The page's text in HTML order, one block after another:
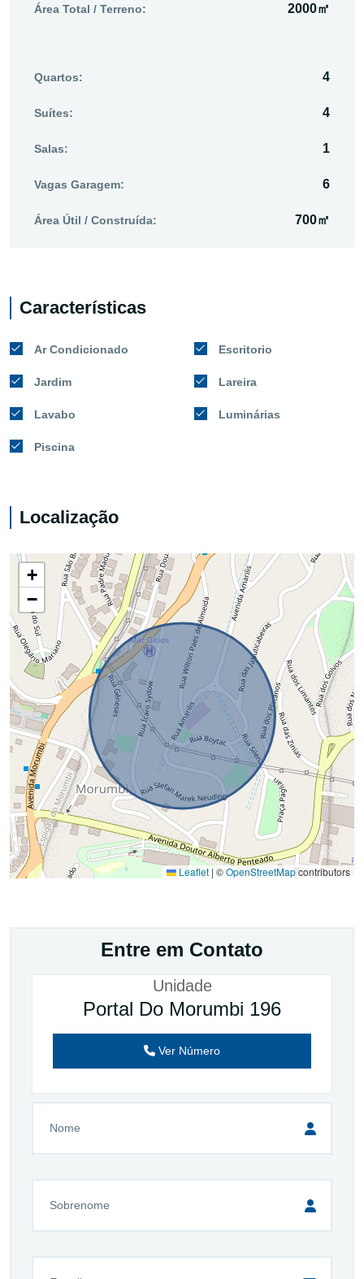
Área Total / Terreno: 2000㎡
Quartos: 4
Suítes: 4
Salas: 1
Vagas Garagem: 6
Área Útil / Construída: 700㎡
Características
Ar Condicionado Escritorio
Jardim Lareira
Lavabo Luminárias
Piscina
Localização
+
−
Leaflet | ©OpenStreetMapcontributors
Entre em Contato
Unidade
Portal Do Morumbi 196
Ver Número